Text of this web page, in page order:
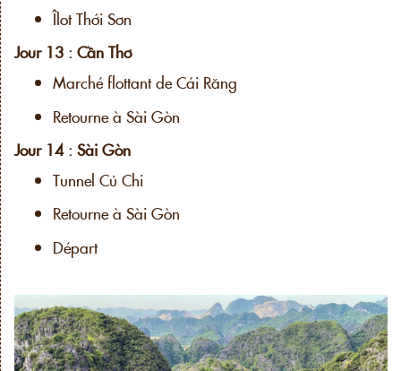
Îlot Thới Sơn
Jour 13 : Cần Thơ
Marché flottant de Cái Răng
Retourne à Sài Gòn
Jour 14 : Sài Gòn
Tunnel Củ Chi
Retourne à Sài Gòn
Départ